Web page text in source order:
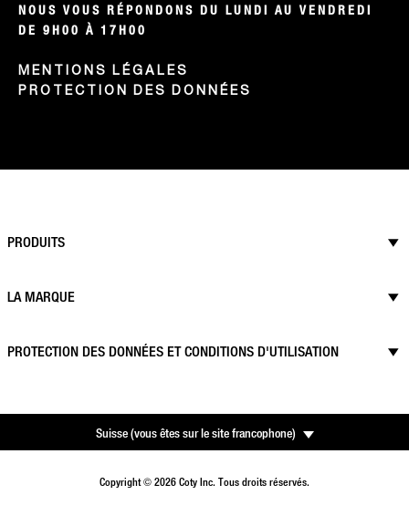
NOUS VOUS RÉPONDONS DU LUNDI AU VENDREDI
DE 9H00 À 17H00
MENTIONS LÉGALES
PROTECTION DES DONNÉES
PRODUITS
LA MARQUE
PROTECTION DES DONNÉES ET CONDITIONS D'UTILISATION
Suisse(vous êtes sur le site francophone)
Copyright © 2026 Coty Inc. Tous droits réservés.